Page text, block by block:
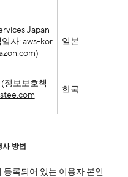
Japan
자: aws-kor
)
일본
정보보호책
한국
방법
록되어 있는 이용자 본인